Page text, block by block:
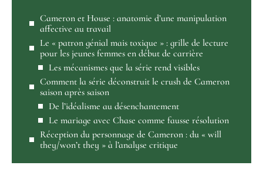
Cameron et House : anatomie d’une manipulation
affective au travail
Le « patron génial mais toxique » : grille de lecture
pour les jeunes femmes en début de carrière
Les mécanismes que la série rend visibles
Comment la série déconstruit le crush de Cameron
saison après saison
De l’idéalisme au désenchantement
Le mariage avec Chase comme fausse résolution
Réception du personnage de Cameron : du « will
they/won’t they » à l’analyse critique